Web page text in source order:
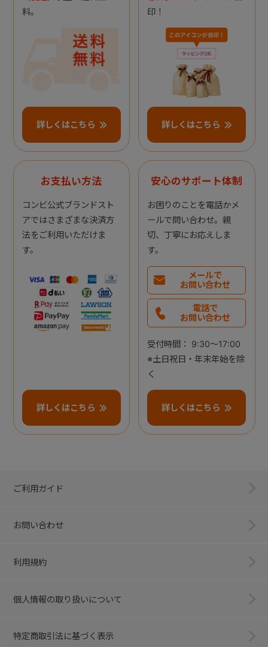
料。
詳しくはこちら
印！
詳しくはこちら
お支払い方法
コンビ公式ブランドスト
アではさまざまな決済方
法をご利用いただけま
す。
詳しくはこちら
安心のサポート体制
お困りのことを電話かメ
ールで問い合わせ。親
切、丁寧にお応えしま
す。
メールで
お問い合わせ
電話で
お問い合わせ
受付時間： 9:30～17:00
※土日祝日・年末年始を除
く
詳しくはこちら
ご利用ガイド
お問い合わせ
利用規約
個人情報の取り扱いについて
特定商取引法に基づく表示